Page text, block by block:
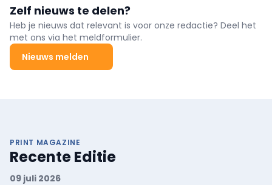
Zelf nieuws te delen?
Heb je nieuws dat relevant is voor onze redactie? Deel het
met ons via het meldformulier.
Nieuws melden
PRINT MAGAZINE
Recente Editie
09 juli 2026